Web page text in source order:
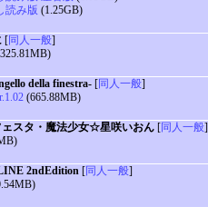
読み版 (1.25GB)
[同人一般]
della finestra- [同人一般]
(665.88MB)
ェスタ・魔法少女☆星咲いおん [同人一般]
2ndEdition [同人一般]